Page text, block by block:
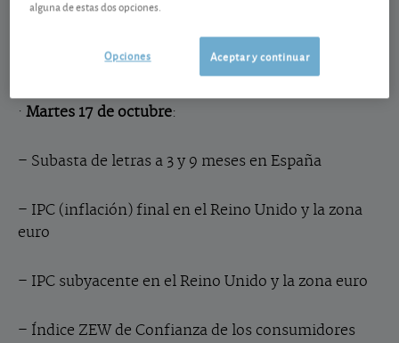
– Utilización de la capacidad instalada en Japón
· Martes 17 de octubre:
– Subasta de letras a 3 y 9 meses en España
– IPC (inflación) final en el Reino Unido y la zona
euro
– IPC subyacente en el Reino Unido y la zona euro
– Índice ZEW de Confianza de los consumidores
alguna de estas dos opciones.
Aceptar y continuar
Opciones